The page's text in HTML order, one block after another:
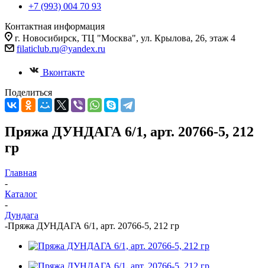
+7 (993) 004 70 93
Контактная информация
г. Новосибирск, ТЦ "Москва", ул. Крылова, 26, этаж 4
filaticlub.ru@yandex.ru
Вконтакте
Поделиться
Пряжа ДУНДАГА 6/1, арт. 20766-5, 212
гр
Главная
-
Каталог
-
Дундага
-Пряжа ДУНДАГА 6/1, арт. 20766-5, 212 гр